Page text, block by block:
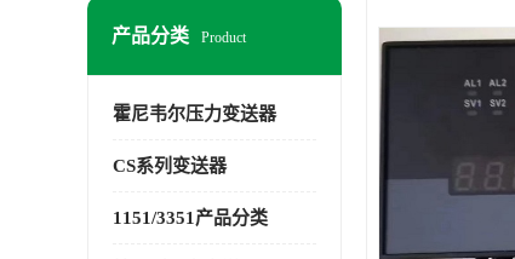
产品分类 Product
霍尼韦尔压力变送器
CS系列变送器
1151/3351产品分类